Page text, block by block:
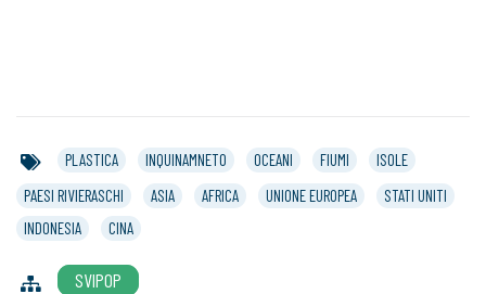
PLASTICA INQUINAMNETO OCEANI FIUMI
ISOLE
PAESI RIVIERASCHI
ASIA AFRICA UNIONE EUROPEA
STATI UNITI
INDONESIA
CINA
SVIPOP